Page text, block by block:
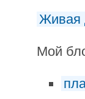
Живая
Мой